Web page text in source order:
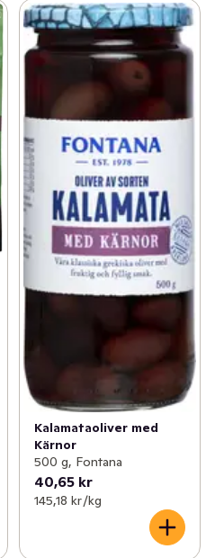
Kalamataoliver med
Kärnor
500 g, Fontana
40,65 kr
145,18 kr /kg